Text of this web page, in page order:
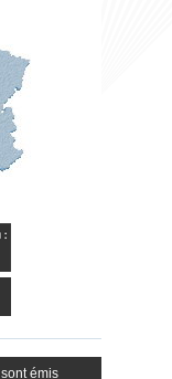
émis